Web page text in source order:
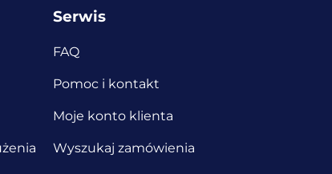
Serwis
FAQ
Pomoc i kontakt
Moje konto klienta
Wyszukaj zamówienia